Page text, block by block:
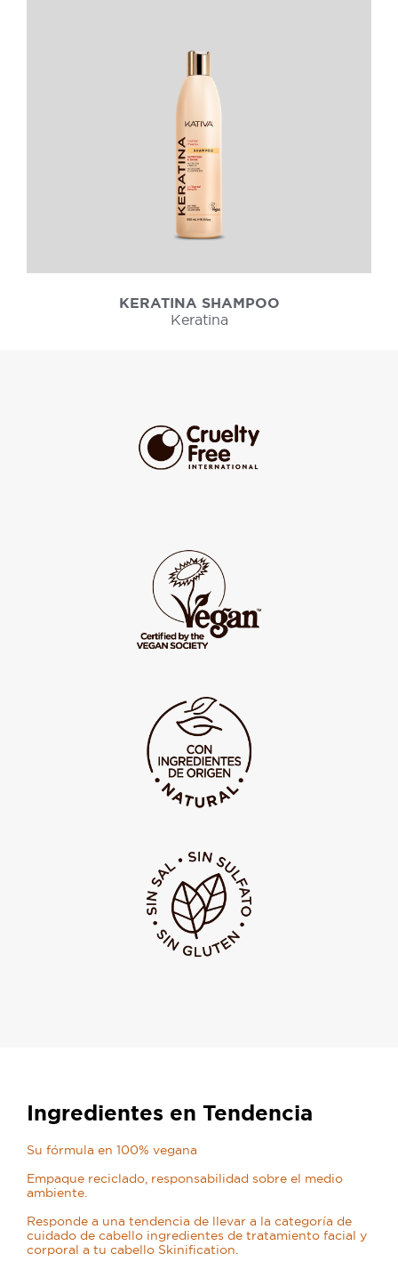
KERATINA SHAMPOO
Keratina
Ingredientes en Tendencia
Su fórmula en 100% vegana
Empaque reciclado, responsabilidad sobre el medio
ambiente.
Responde a una tendencia de llevar a la categoría de
cuidado de cabello ingredientes de tratamiento facial y
corporal a tu cabello Skinification.